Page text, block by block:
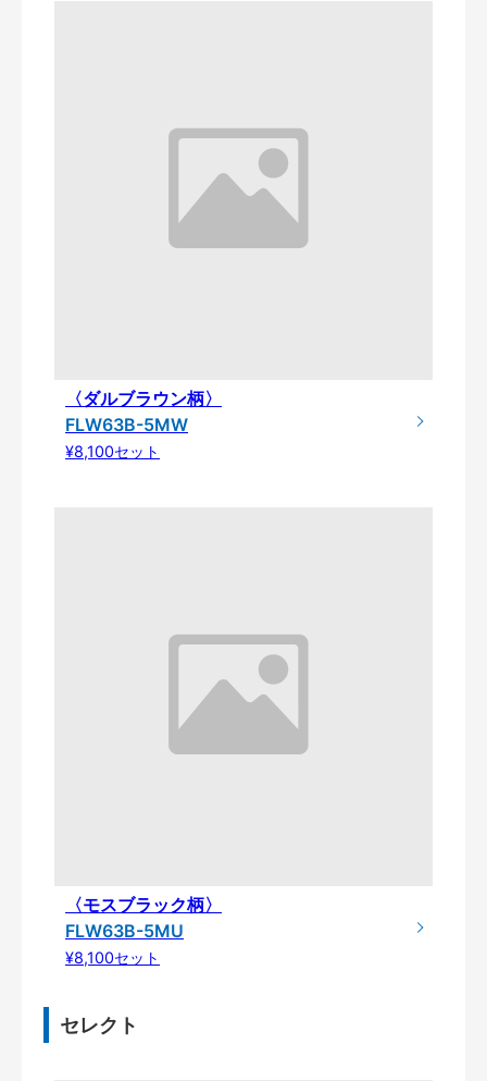
〈ダルブラウン柄〉
FLW63B-5MW
¥8,100セット
〈モスブラック柄〉
FLW63B-5MU
¥8,100セット
セレクト